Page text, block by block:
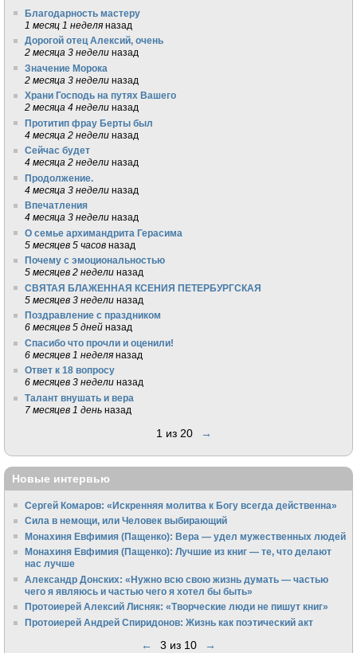
Благодарность мастеру
1 месяц 1 неделя назад
Дорогой отец Алексий, очень
2 месяца 3 недели назад
Значение Морока
2 месяца 3 недели назад
Храни Господь на путях Вашего
2 месяца 4 недели назад
Протитип фрау Берты был
4 месяца 2 недели назад
Сейчас будет
4 месяца 2 недели назад
Продолжение.
4 месяца 3 недели назад
Впечатления
4 месяца 3 недели назад
О семье архимандрита Герасима
5 месяцев 5 часов назад
Почему с эмоциональностью
5 месяцев 2 недели назад
СВЯТАЯ БЛАЖЕННАЯ КСЕНИЯ ПЕТЕРБУРГСКАЯ
5 месяцев 3 недели назад
Поздравление с праздником
6 месяцев 5 дней назад
Спасибо что прочли и оценили!
6 месяцев 1 неделя назад
Ответ к 18 вопросу
6 месяцев 3 недели назад
Талант внушать и вера
7 месяцев 1 день назад
1 из 20 →
Новые интервью
Сергей Комаров: «Искренняя молитва к Богу всегда действенна»
Сила в немощи, или Человек выбирающий
Монахиня Евфимия (Пащенко): Вера — удел мужественных людей
Монахиня Евфимия (Пащенко): Лучшие из книг — те, что делают
нас лучше
Александр Донских: «Нужно всю свою жизнь думать — частью
чего я являюсь и частью чего я хотел бы быть»
Протоиерей Алексий Лисняк: «Творческие люди не пишут книг»
Протоиерей Андрей Спиридонов: Жизнь как поэтический акт
← 3 из 10 →